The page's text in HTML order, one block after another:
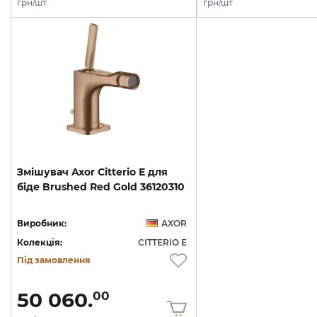
грн/шт грн/шт
Змішувач Axor Citterio E для
біде Brushed Red Gold 36120310
Виробник:
AXOR
Колекція:
CITTERIO E
Під замовлення
50 060.00